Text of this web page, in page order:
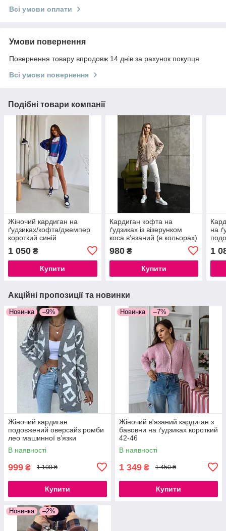
Всі умови оплати
Умови повернення
Повернення товару впродовж 14 днів за рахунок покупця
Всі умови повернення
Подібні товари компанії
Жіночий кардиган на
ґудзиках/кофта/джемпер
короткий синій
1 050 ₴
Купити
Кардиган кофта на
ґудзиках із візерунком
коса в'язаний (в кольорах)
980₴
Купити
на
1
Акційні пропозиції та новинки
Новинка –9%
Жіночий кардиган
подовжений оверсайз ромби
лео машинної в’язки
Туреччина теплий, розмір 42-
48
В наявності
999 ₴ 1 100 ₴
Купити
Новинка –7%
Жіночий в'язаний кардиган з
бавовни на ґудзиках короткий
42-46
В наявності
1 349 ₴ 1 450 ₴
Купити
Новинка –2%